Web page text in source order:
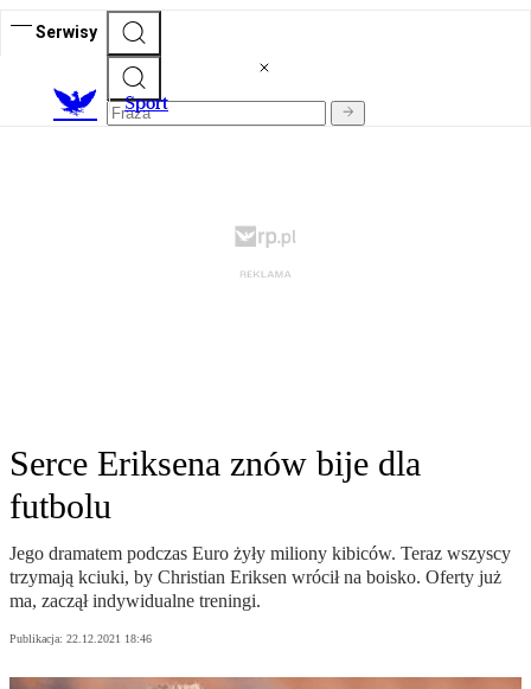
Serwisy
Sport
Serce Eriksena znów bije dla
futbolu
Jego dramatem podczas Euro żyły miliony kibiców. Teraz wszyscy
trzymają kciuki, by Christian Eriksen wrócił na boisko. Oferty już
ma, zaczął indywidualne treningi.
Publikacja: 22.12.2021 18:46